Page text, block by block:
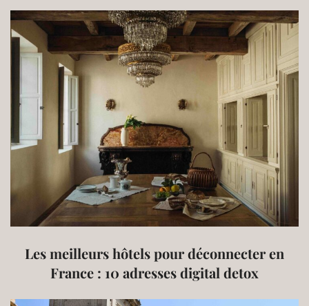
Les meilleurs hôtels pour déconnecter en
France : 10 adresses digital detox